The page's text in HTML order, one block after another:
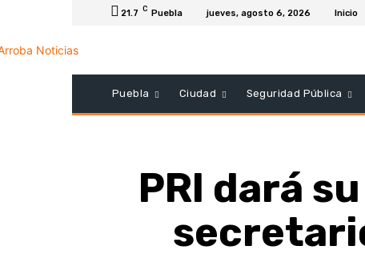
21.7 C Puebla jueves, agosto 6, 2026 Inicio
Puebla Ciudad Seguridad Pública
PRI dará